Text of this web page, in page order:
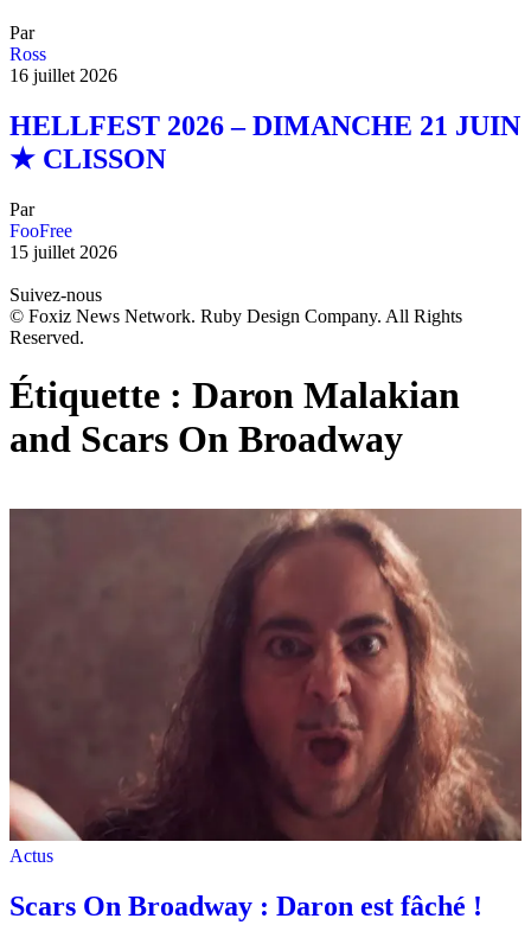
Par
Ross
16 juillet 2026
HELLFEST 2026 – DIMANCHE 21 JUIN
★ CLISSON
Par
FooFree
15 juillet 2026
Suivez-nous
© Foxiz News Network. Ruby Design Company. All Rights
Reserved.
Étiquette : Daron Malakian
and Scars On Broadway
Actus
Scars On Broadway : Daron est fâché !